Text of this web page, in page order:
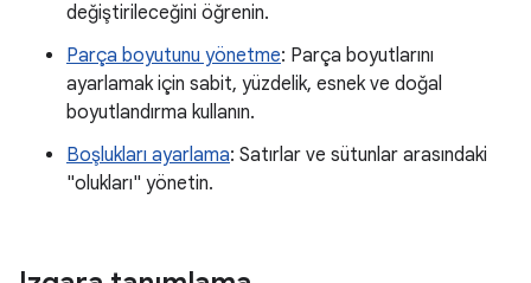
değiştirileceğini öğrenin.
Parça boyutunu yönetme: Parça boyutlarını
ayarlamak için sabit, yüzdelik, esnek ve doğal
boyutlandırma kullanın.
Boşlukları ayarlama: Satırlar ve sütunlar arasındaki
"olukları" yönetin.